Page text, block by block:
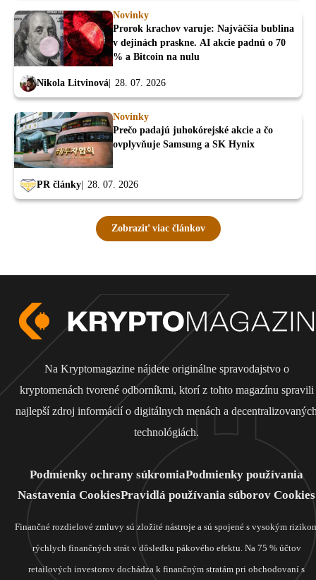
Novinky
Prorok krachov varuje: Najväčšia bublina
v dejinách praskne. AI akcie padnú o 70
% a Bitcoin na nulu
Nikola Litvinová 28. 07. 2026
Novinky
Prečo padajú juhokórejské akcie a čo
ovplyvňuje Samsung a SK Hynix
PR články 28. 07. 2026
Zobraziť viac článkov
Na Kryptomagazine nájdete originálne spravodajstvo o
kryptomenách tvorené odborníkmi, ktorí z tohto magazínu spravili
najlepší zdroj informácií o digitálnych menách a
technológiách.
Podmienky ochrany súkromiaPodmienky používania
Nastavenia CookiesPravidlá používania súborov Cookies
Finančné rozdielové zmluvy sú zložité nástroje a sú spojené s vysokým
rýchlych finančných strát v dôsledku pákového efektu. Na 75 % účtov
retailových investorov dochádza k finančným stratám pri obchodovaní s